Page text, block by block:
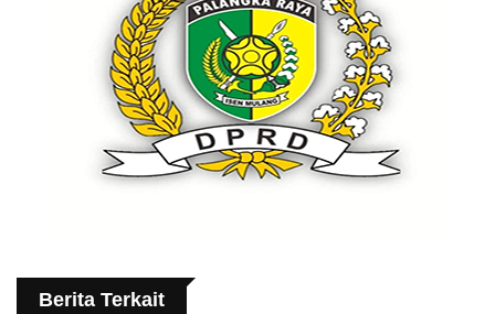
Berita Terkait